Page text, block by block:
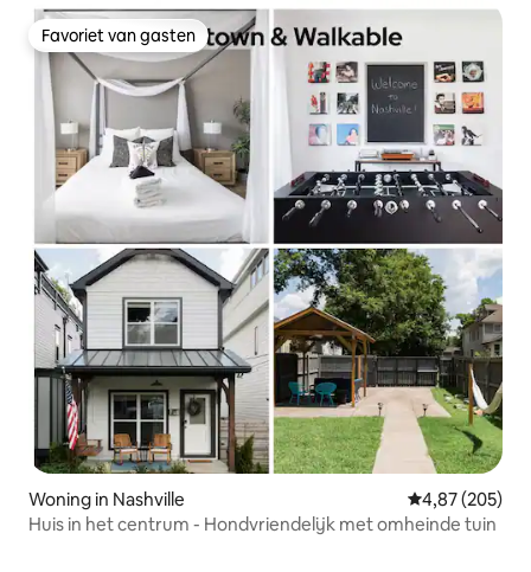
Favoriet van gasten
Favoriet van gasten
Woning in Nashville Gemiddelde
4,87 (205)
Huis in het centrum - Hondvriendelijk met omheinde tuin